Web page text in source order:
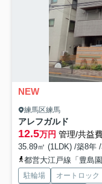
NEW
練馬区練馬
アレフガルド
12.5万円 管理/共益
35.89㎡ (1LDK) /築8年
都営大江戸線「豊島
駐輪場 オートロック